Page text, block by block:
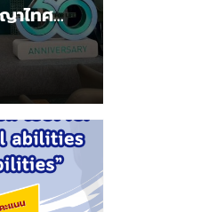
ฉลองครบรอบ 30 ปี รพ.พญาไทศรีราชา ทางบริษัทเบลีนัส เมดจำกัด